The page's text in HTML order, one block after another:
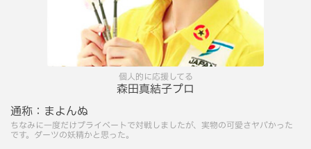
個人的に応援してる
森田真結子プロ
通称： まよんぬ
ちなみに一度だけプライベートで対戦しましたが、実物の可愛さヤバかった
です。ダーツの妖精かと思った。